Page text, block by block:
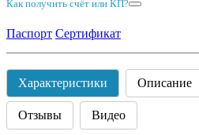
Как получить счёт или КП?
Паспорт Сертификат
Характеристики Описание
Отзывы Видео